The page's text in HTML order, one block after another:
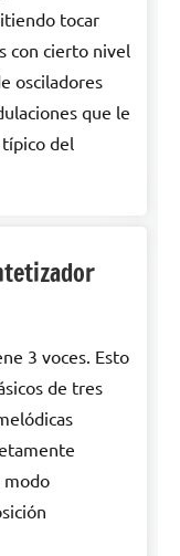
tocar
con cierto nivel
osciladores
que le
del
3 voces. Esto
de tres
modo